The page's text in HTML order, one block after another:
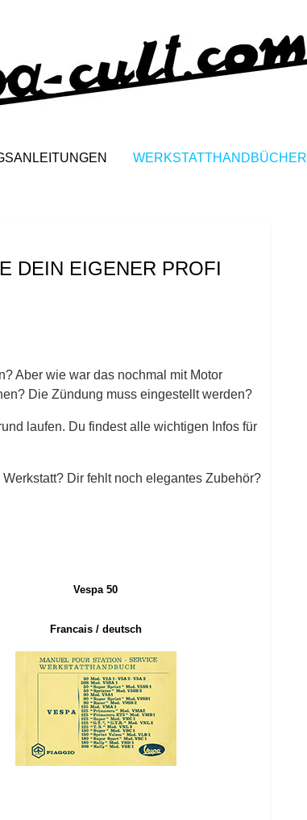
WERKSTATTHANDBÜCHER
DEIN EIGENER PROFI
Aber wie war das nochmal mit Motor
Die Zündung muss eingestellt werden?
laufen. Du findest alle wichtigen Infos für
Dir fehlt noch elegantes Zubehör?
Vespa 50
Francais/ deutsch